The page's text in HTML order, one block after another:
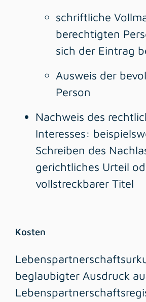
schriftliche
berechtigten
sich der Eintrag
Ausweis der
Person
Nachweis des
Interesses:
Schreiben des
gerichtliches Urteil
vollstreckbarer Titel
Kosten
beglaubigter Ausdruck